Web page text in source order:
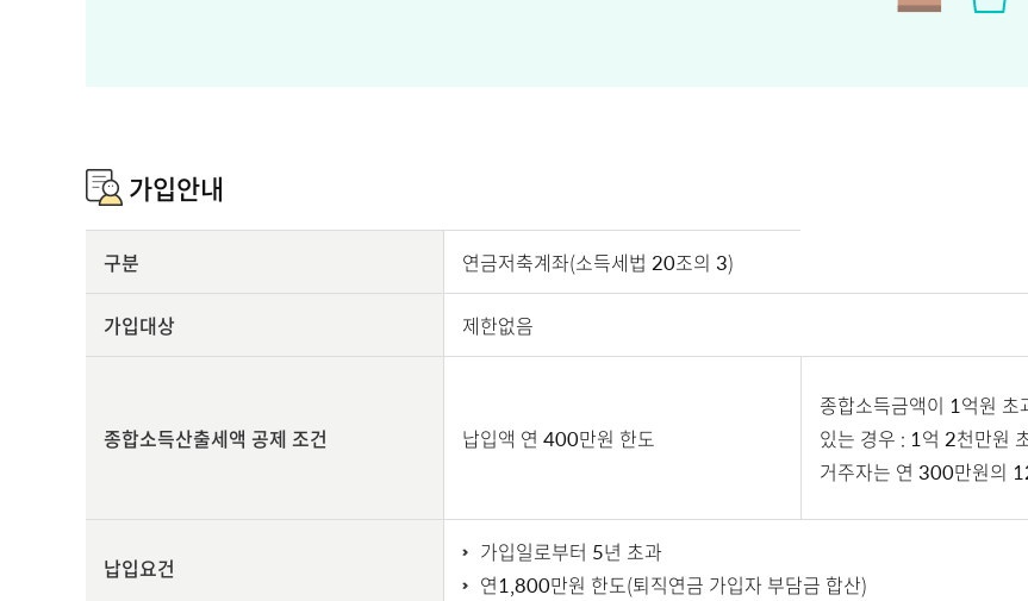
가입안내
구분 연금저축계좌(소득세법 20조의 3)
가입대상 제한없음
종합소득산출세액 공제 조건 납입액 연 400만원 한도
종합소득금액이 1억원 초
있는 경우 : 1억 2천만원
거주자는 연 300만원의
납입요건
가입일로부터 5년 초과
연1,800만원 한도(퇴직연금 가입자 부담금 합산)